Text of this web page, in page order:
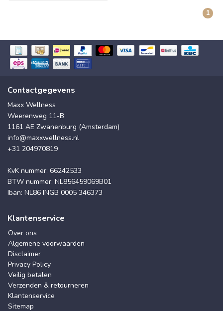
1
Contactgegevens
Maxx Wellness
Weerenweg 11-B
1161 AE Zwanenburg (Amsterdam)
info@maxxwellness.nl
+31 204970819
KvK nummer: 66242533
BTW nummer: NL856459069B01
Iban: NL86 INGB 0005 346373
Klantenservice
Over ons
Algemene voorwaarden
Disclaimer
Privacy Policy
Veilig betalen
Verzenden & retourneren
Klantenservice
Sitemap